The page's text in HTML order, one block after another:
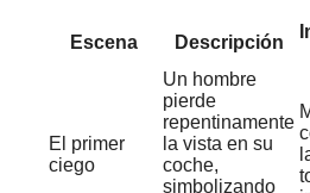
Escena Descripción
El primer
ciego
Un hombre
pierde
repentinamente
la vista en su
coche,
simbolizando